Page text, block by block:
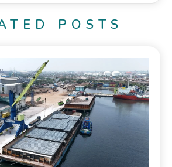
POSTS